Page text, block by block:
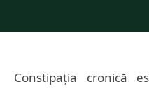
Constipația cronică